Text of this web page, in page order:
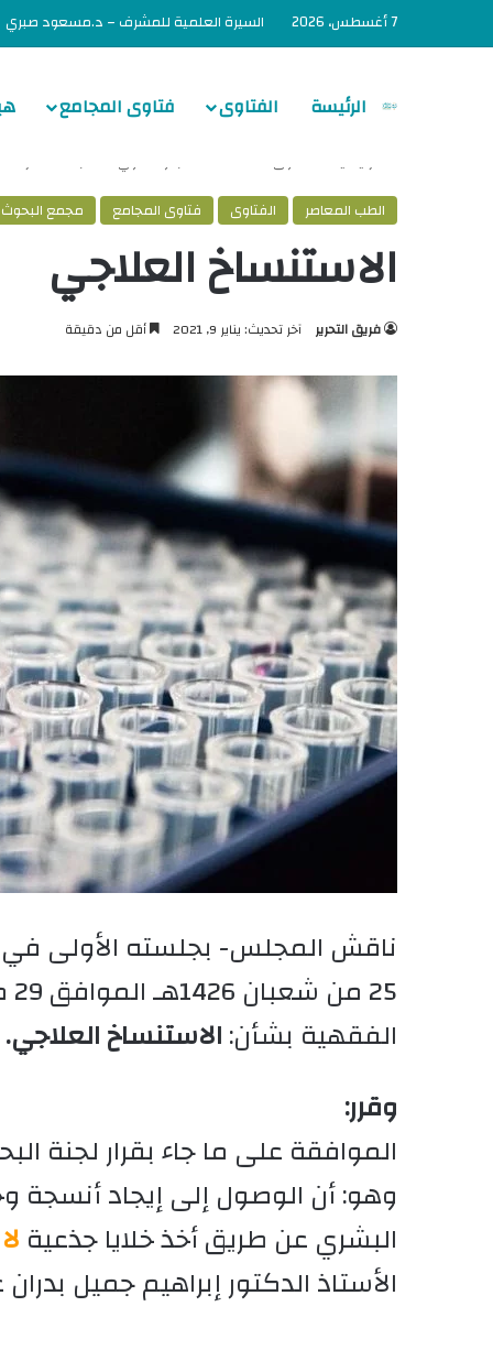
7 أغسطس، 2026 السيرة العلمية للمشرف – د.مسعود صبري
الرئيسة الفتاوى فتاوى المجامع
الرئيسية الفتاوى الطب والتداوي الطب المعاصر
الطب المعاصر
الفتاوى فتاوى المجامع مجمع البحوث
الاستنساخ العلاجي
فريق التحرير آخر تحديث: يناير 9, 2021 أقل من دقيقة
ناقش المجلس- بجلسته الأولى في
الفقهية بشأن:الاستنساخ العلاجي.
وقرر:
الموافقة على ما جاء بقرار لجنة
وهو: أن الوصول إلى إيجاد أنسجة
البشري عن طريق أخذ خلايا جذعية
الأستاذ الدكتور إبراهيم جميل